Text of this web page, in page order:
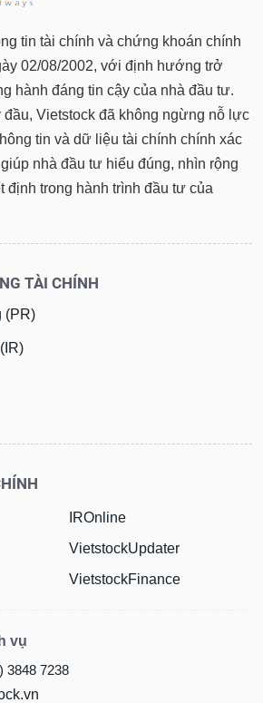
tin tài chính và chứng khoán chính
02/08/2002, với định hướng trở
hành đáng tin cậy của nhà đầu tư.
Vietstock đã không ngừng nỗ lực
tin và dữ liệu tài chính chính xác
nhà đầu tư hiểu đúng, nhìn rộng
định trong hành trình đầu tư của
TÀI CHÍNH
(PR)
IROnline
VietstockUpdater
VietstockFinance
vụ
3848 7238